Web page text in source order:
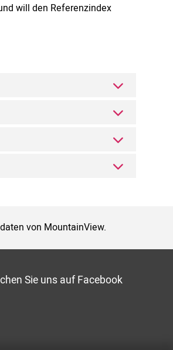
will den Referenzindex
von MountainView.
Sie uns auf Facebook